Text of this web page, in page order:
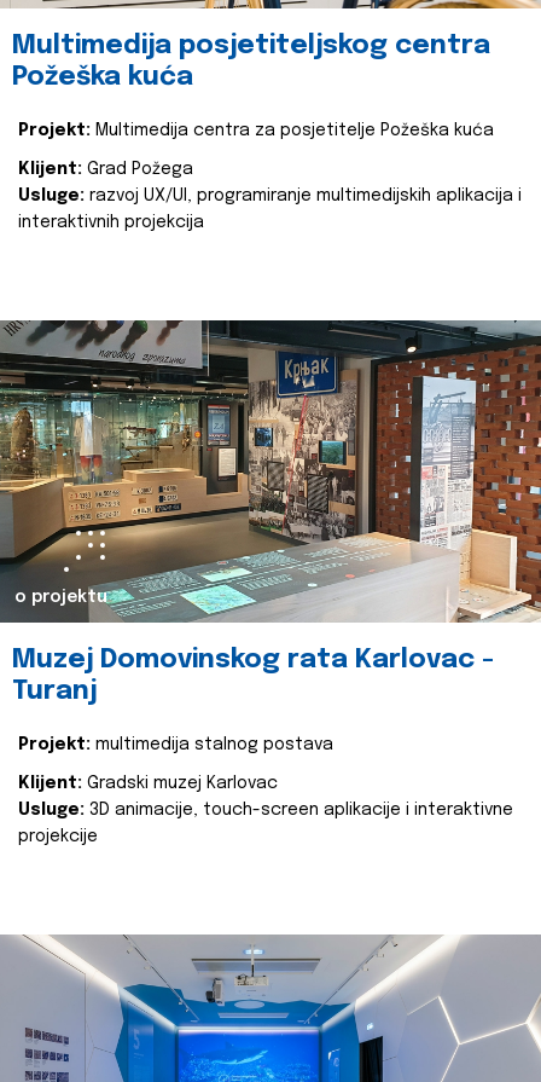
Multimedija posjetiteljskog centra
Požeška kuća
Projekt: Multimedija centra za posjetitelje Požeška kuća
Klijent: Grad Požega
Usluge: razvoj UX/UI, programiranje multimedijskih aplikacija i
interaktivnih projekcija
o projektu
Muzej Domovinskog rata Karlovac -
Turanj
Projekt: multimedija stalnog postava
Klijent: Gradski muzej Karlovac
Usluge: 3D animacije, touch-screen aplikacije i interaktivne
projekcije